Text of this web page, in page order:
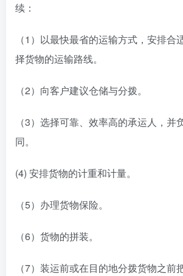
续：
（1）以最快最省的运输方式，安排合
择货物的运输路线。
（2）向客户建议仓储与分拨。
（3）选择可靠、效率高的承运人，并
同。
(4) 安排货物的计重和计量。
（5）办理货物保险。
（6）货物的拼装。
（7）装运前或在目的地分拨货物之前